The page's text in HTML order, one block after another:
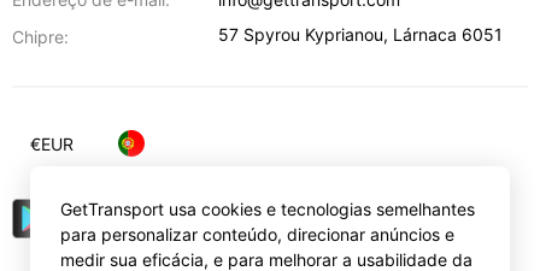
Chipre:
57 Spyrou Kyprianou, Lárnaca 6051
€EUR
GetTransport usa cookies e tecnologias semelhantes
para personalizar conteúdo, direcionar anúncios e
medir sua eficácia, e para melhorar a usabilidade da